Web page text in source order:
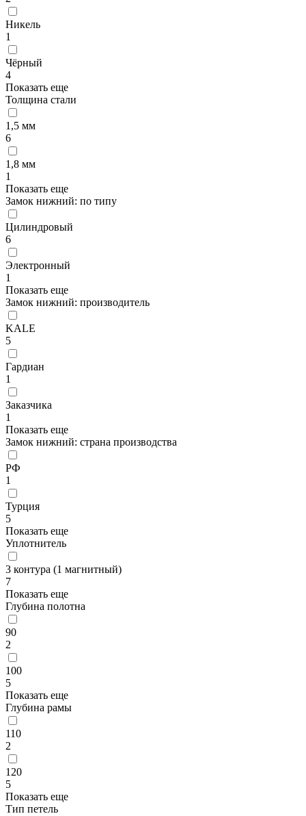
Никель
1
Чёрный
4
Показать еще
Толщина стали
1,5 мм
6
1,8 мм
1
Показать еще
Замок нижний: по типу
Цилиндровый
6
Электронный
1
Показать еще
Замок нижний: производитель
KALE
5
Гардиан
1
Заказчика
1
Показать еще
Замок нижний: страна производства
РФ
1
Турция
5
Показать еще
Уплотнитель
3 контура (1 магнитный)
7
Показать еще
Глубина полотна
90
2
100
5
Показать еще
Глубина рамы
110
2
120
5
Показать еще
Тип петель